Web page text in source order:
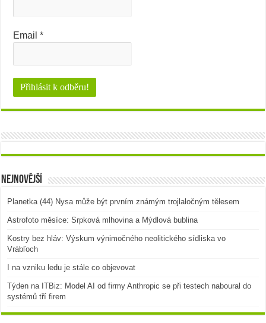
Email*
Nejnovější
Planetka (44) Nysa může být prvním známým trojlaločným tělesem
Astrofoto měsíce: Srpková mlhovina a Mýdlová bublina
Kostry bez hláv: Výskum výnimočného neolitického sídliska vo
Vrábľoch
I na vzniku ledu je stále co objevovat
Týden na ITBiz: Model AI od firmy Anthropic se při testech naboural do
systémů tří firem